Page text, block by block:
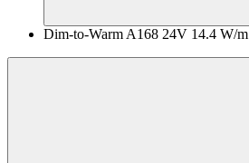
Dim-to-Warm A168 24V 14.4 W/m